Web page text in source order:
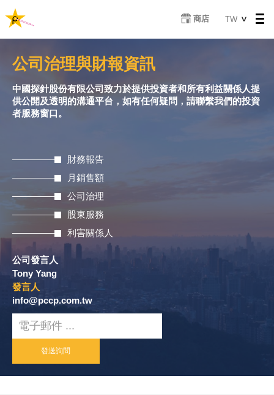
至
商店
Select
TW
公司治理與財報資訊
中國探針股份有限公司致力於提供投資者和所有利益關係人提
供公開及透明的溝通平台，如有任何疑問，請聯繫我們的投資
者服務窗口。
Email
發送詢問
公司發言人
Tony Yang
發言人
info@pccp.com.tw
財務報告
月銷售額
公司治理
股東服務
利害關係人